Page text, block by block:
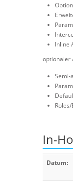
Inline
optionaler
Semi-
In-
Datum: